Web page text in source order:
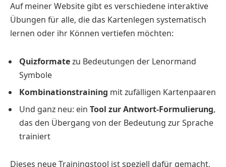
Auf meiner Website gibt es verschiedene interaktive
Übungen für alle, die das Kartenlegen systematisch
lernen oder ihr Können vertiefen möchten:
Quizformatezu Bedeutungen der Lenormand
Symbole
Kombinationstraining mit zufälligen Kartenpaaren
Und ganz neu: ein Tool zur Antwort-Formulierung,
das den Übergang von der Bedeutung zur Sprache
trainiert
Dieses neue Trainingstool ist speziell dafür gemacht,